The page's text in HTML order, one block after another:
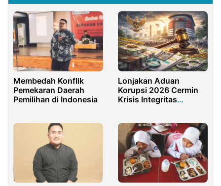
Membedah Konflik
Pemekaran Daerah
Pemilihan di Indonesia
Lonjakan Aduan
Korupsi 2026 Cermin
Krisis Integritas